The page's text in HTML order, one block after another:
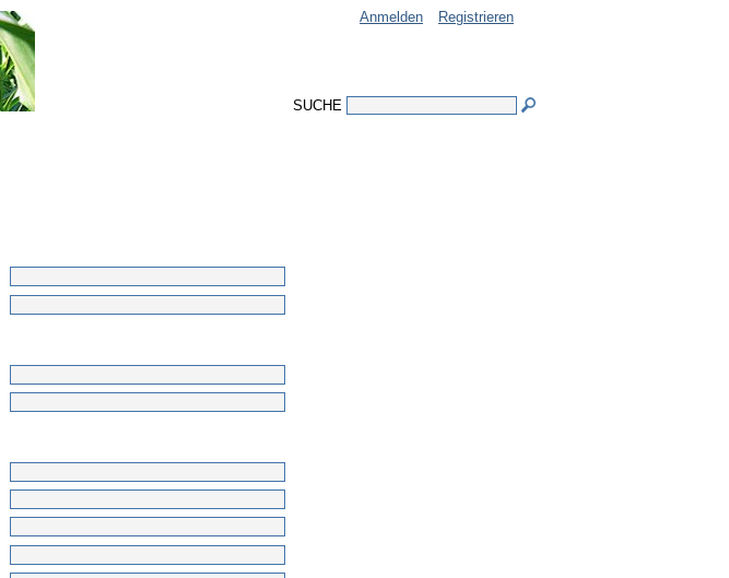
SUCHE
Anmelden Registrieren